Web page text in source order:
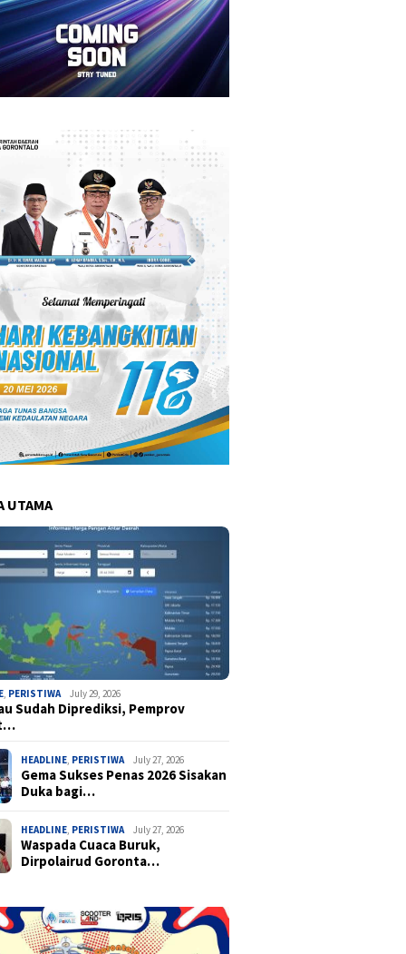
UTAMA
, PERISTIWA July 29, 2026
Sudah Diprediksi, Pemprov
HEADLINE, PERISTIWA July 27, 2026
Gema Sukses Penas 2026 Sisakan
Duka bagi…
HEADLINE, PERISTIWA July 27, 2026
Waspada Cuaca Buruk,
Dirpolairud Goronta…